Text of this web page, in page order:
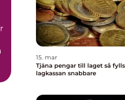
15. mar
Tjäna pengar till laget så fylls
lagkassan snabbare